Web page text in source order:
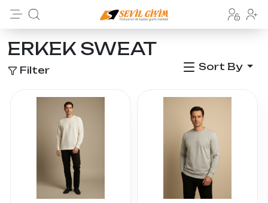
ERKEK SWEAT
Filter Sort By